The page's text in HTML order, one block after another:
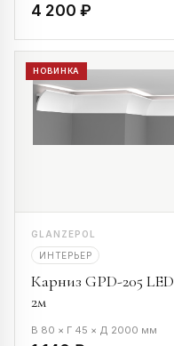
4 200 ₽
НОВИНКА
GLANZEPOL
ИНТЕРЬЕР
Карниз GPD-205 LED
2м
В 80 × Г 45 × Д 2000 мм